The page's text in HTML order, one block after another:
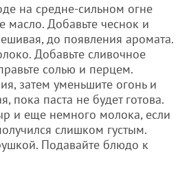
на средне-сильном огне
масло. Добавьте чеснок и
до появления аромата.
Добавьте сливочное
солью и перцем.
затем уменьшите огонь и
пока паста не будет готова.
и еще немного молока, если
слишком густым.
Подавайте блюдо к